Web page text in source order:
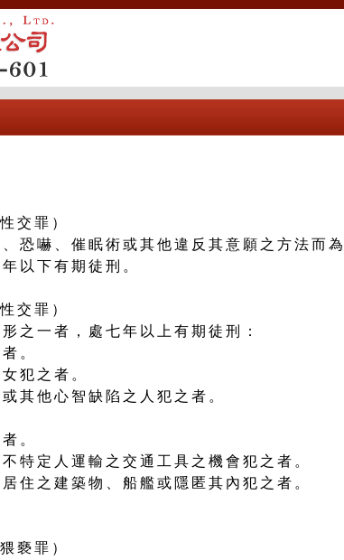
交罪）
恐嚇、催眠術或其他違反其意願之方法而為
以下有期徒刑。
交罪）
之一者，處七年以上有期徒刑：
。
犯之者。
其他心智缺陷之人犯之者。
。
特定人運輸之交通工具之機會犯之者。
住之建築物、船艦或隱匿其內犯之者。
褻罪）